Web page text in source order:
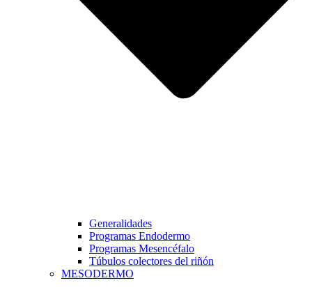
Generalidades
Programas Endodermo
Programas Mesencéfalo
Túbulos colectores del riñón
MESODERMO